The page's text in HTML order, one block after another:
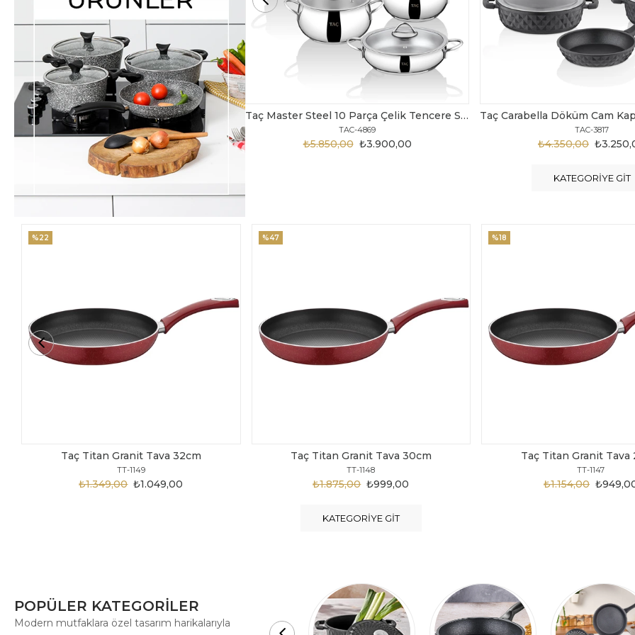
TAC-4869
₺3.900,00
₺5.850,00
Taç Carabella Döküm Cam Kapak 7 Parça Tencere Seti Siyah
TAC-3817
₺3.250,00
₺4.350,00
TAC-3730
₺6.300,00
KATEGORIYE GIT
Taç Titan Granit Tava 30cm
TT-1148
₺999,00
₺1.875,00
%47
Taç Titan Granit Tava 28cm
TT-1147
₺949,00
₺1.154,00
%18
Taç Titan Granit Tava
TT-1146
₺1.124,00
%20
KATEGORIYE GIT
POPÜLER KATEGORİLER
Modern mutfaklara özel tasarım harikalarıyla